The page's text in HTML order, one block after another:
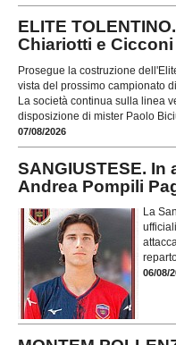
ELITE
Chiariotti e Cicconi
Prosegue la costruzione
vista del prossimo campionato
La società continua sulla linea
disposizione di mister Paolo
07/08/2026
SANGIUSTESE.
Andrea Pompili
La
06/08/